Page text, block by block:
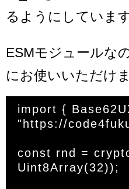
るようにしています
ESMモジュールな
にお使いいただけま
import {
"https://
const rnd =
Uint8Array(32));